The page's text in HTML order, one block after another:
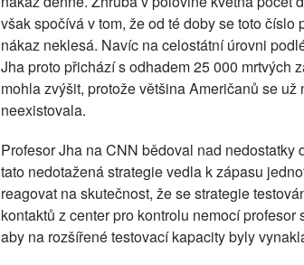
však spočívá v tom, že od té doby se toto
nákaz neklesá. Navíc na celostátní úrovni
Jha proto přichází s odhadem 25 000 mrtvých
mohla zvýšit, protože většina Američanů se
neexistovala.
Profesor Jha na CNN bědoval nad
tato nedotažená strategie vedla k zápasu
reagovat na skutečnost, že se strategie
kontaktů z center pro kontrolu nemocí
aby na rozšířené testovací kapacity byly